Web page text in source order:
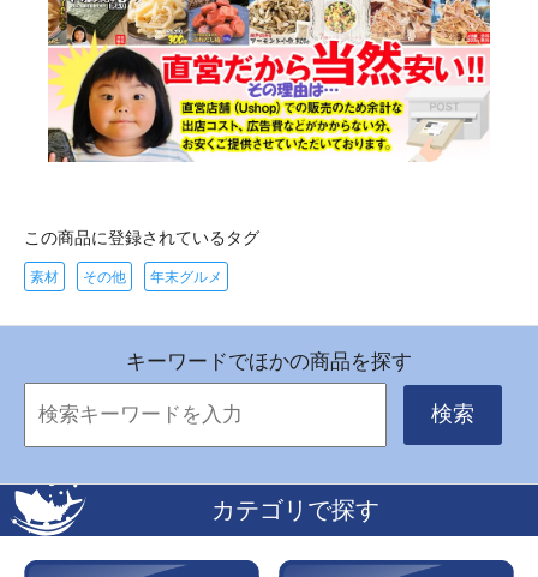
この商品に登録されているタグ
素材 その他 年末グルメ
キーワードでほかの商品を探す
検索
カテゴリで探す